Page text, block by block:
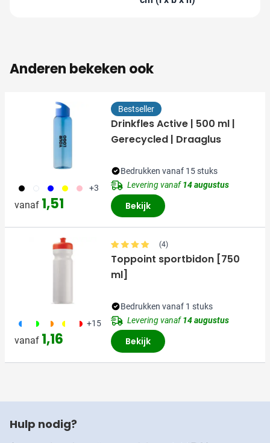
Anderen bekeken ook
001 002 005 006 017 +3
vanaf 1,51
Bestseller
Drinkfles Active | 500 ml |
Gerecycled | Draaglus
Bedrukken vanaf 15 stuks
Levering vanaf14 augustus
Bekijk
190 191 192 241 188 +15
vanaf 1,16
(4)
Toppoint sportbidon [750
ml]
Bedrukken vanaf 1 stuks
Levering vanaf14 augustus
Bekijk
Hulp nodig?